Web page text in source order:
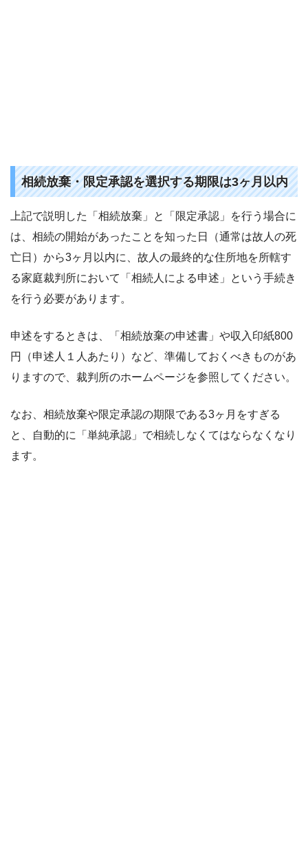
相続放棄・限定承認を選択する期限は3ヶ月以内
上記で説明した「相続放棄」と「限定承認」を行う場合に
は、相続の開始があったことを知った日（通常は故人の死
亡日）から3ヶ月以内に、故人の最終的な住所地を所轄す
る家庭裁判所において「相続人による申述」という手続き
を行う必要があります。
申述をするときは、「相続放棄の申述書」や収入印紙800
円（申述人１人あたり）など、準備しておくべきものがあ
りますので、裁判所のホームページを参照してください。
なお、相続放棄や限定承認の期限である3ヶ月をすぎる
と、自動的に「単純承認」で相続しなくてはならなくなり
ます。